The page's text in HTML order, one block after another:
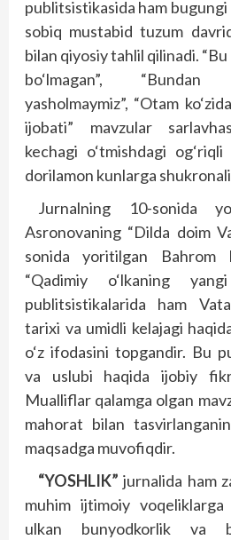
publitsistikasida ham
sobiq mustabid tuzum
bilan qiyosiy tahlil qilinadi.
bo‘lmagan”,
yasholmaymiz”, “Otam
ijobati” mavzular
kechagi o‘tmishdagi
dorilamon kunlarga
Jurnalning 10-sonida
Asronovaning “Dilda doim
sonida yoritilgan Bahrom
“Qadimiy o‘lkaning
publitsistikalarida ham
tarixi va umidli kelajagi
o‘z ifodasini topgandir. Bu
va uslubi haqida ijobiy
Mualliflar qalamga olgan
mahorat bilan
maqsadga muvofiqdir.
“YOSHLIK” jurnalida ham
muhim ijtimoiy
ulkan bunyodkorlik va